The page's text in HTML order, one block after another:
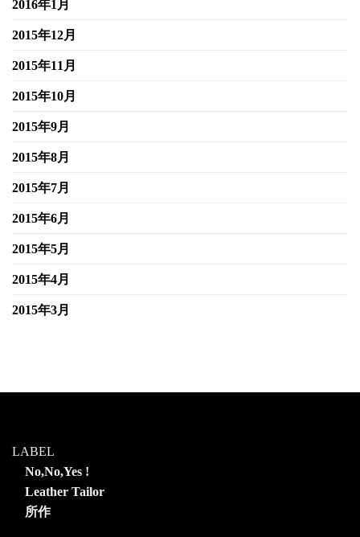
2016年1月
2015年12月
2015年11月
2015年10月
2015年9月
2015年8月
2015年7月
2015年6月
2015年5月
2015年4月
2015年3月
LABEL
No,No,Yes !
Leather Tailor
所作